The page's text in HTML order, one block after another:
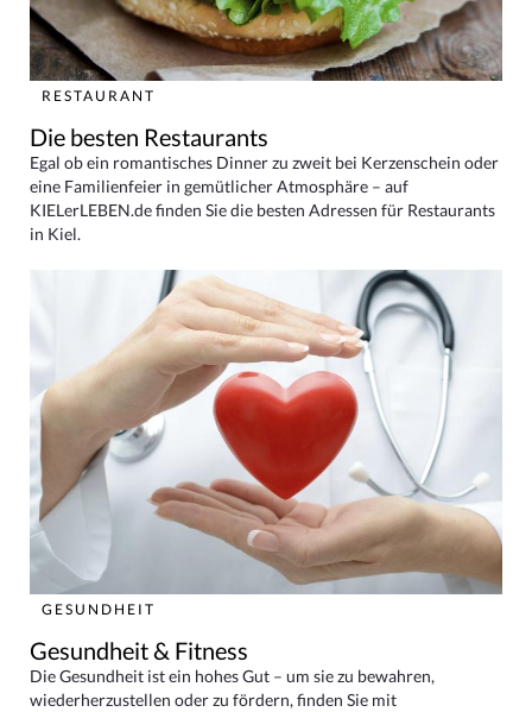
RESTAURANT
Die besten Restaurants
Egal ob ein romantisches Dinner zu zweit bei Kerzenschein oder
eine Familienfeier in gemütlicher Atmosphäre – auf
KIELerLEBEN.de finden Sie die besten Adressen für Restaurants
in Kiel.
GESUNDHEIT
Gesundheit & Fitness
Die Gesundheit ist ein hohes Gut – um sie zu bewahren,
wiederherzustellen oder zu fördern, finden Sie mit